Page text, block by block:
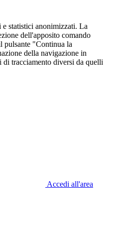
statistici anonimizzati. La
dell'apposito comando
pulsante "Continua la
della navigazione in
di tracciamento diversi da quelli
Accedi all'area